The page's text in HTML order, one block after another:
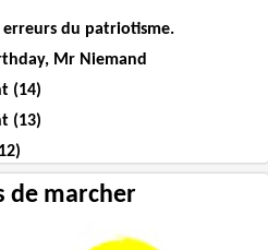
erreurs du patriotisme.
Mr Niemand
(14)
(13)
de marcher